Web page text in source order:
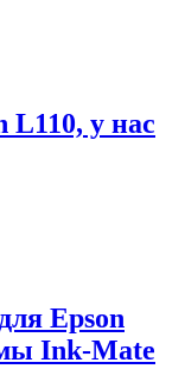
L110, у нас
Epson
Ink-Mate